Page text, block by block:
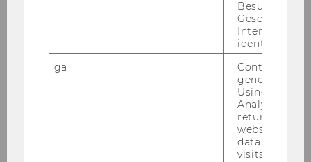
Besucher
Geschlecht
Interessen zu
identifizieren.
_ga
Contains a
generated
Using this
Analytics can
returning
website and
data from
visits.